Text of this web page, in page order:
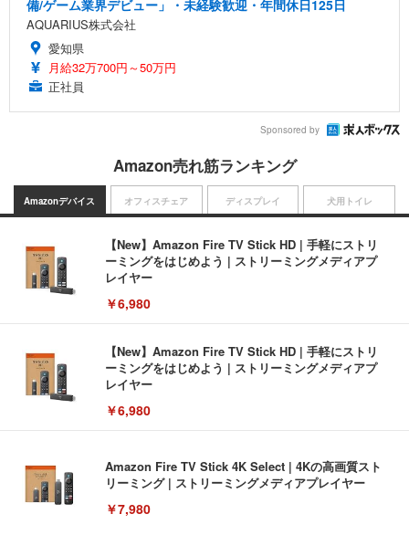
備/ゲーム業界デビュー」・未経験歓迎・年間休日125日
AQUARIUS株式会社
愛知県
月給32万700円～50万円
正社員
Sponsored by
Amazon売れ筋ランキング
Amazonデバイス
【New】Amazon Fire TV Stick HD | 手軽にストリ
ーミングをはじめよう | ストリーミングメディアプ
レイヤー
￥6,980
【New】Amazon Fire TV Stick HD | 手軽にストリ
ーミングをはじめよう | ストリーミングメディアプ
レイヤー
￥6,980
Amazon Fire TV Stick 4K Select | 4Kの高画質スト
リーミング | ストリーミングメディアプレイヤー
￥7,980
オフィスチェア ディスプレイ 犬用トイレ